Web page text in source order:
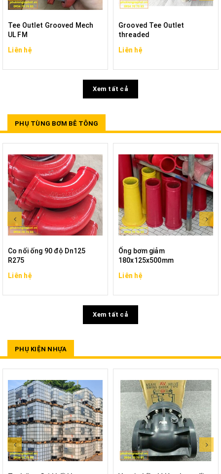
Tee Outlet Grooved Mech
UL FM
Liên hệ
Grooved Tee Outlet
threaded
Liên hệ
Xem tất cả
PHỤ TÙNG BƠM BÊ TÔNG
Co nối ống 90 độ Dn125
R275
Liên hệ
Ống bơm giảm
180x125x500mm
Liên hệ
Xem tất cả
PHỤ KIỆN NHỰA